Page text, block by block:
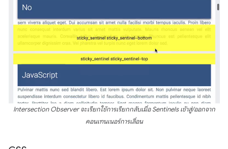
Intersection Observer จะเรียกใช้การเรียกกลับเมื่อ Sentinels เข้าสู่/ออกจาก
คอนเทนเนอร์การเลื่อน